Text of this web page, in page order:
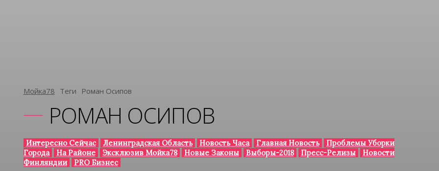
Мойка78 Теги Роман Осипов
РОМАН ОСИПОВ
Интересно Сейчас Ленинградская Область Новость Часа Главная Новость
Проблемы Уборки
Города
На Районе Эксклюзив Мойка78 Новые Законы Выборы-2018 Пресс-Релизы
Новости
Финляндии
PRO Бизнес